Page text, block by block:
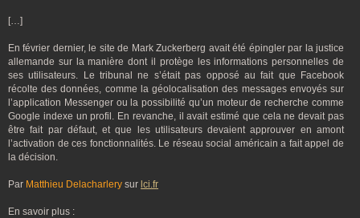
[…]
En février dernier, le site de Mark Zuckerberg avait été épingler par la justice
allemande sur la manière dont il protège les informations personnelles de
ses utilisateurs. Le tribunal ne s’était pas opposé au fait que Facebook
récolte des données, comme la géolocalisation des messages envoyés sur
l’application Messenger ou la possibilité qu’un moteur de recherche comme
Google indexe un profil. En revanche, il avait estimé que cela ne devait pas
être fait par défaut, et que les utilisateurs devaient approuver en amont
l’activation de ces fonctionnalités. Le réseau social américain a fait appel de
la décision.
Par Matthieu Delacharlery sur lci.fr
En savoir plus :